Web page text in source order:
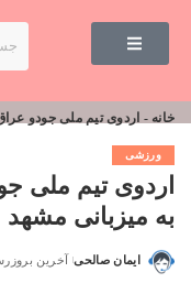
خانه - اردوی تیم ملی جودو
ورزشی
اردوی تیم ملی
به میزبانی
ایمان صالحی آخرین